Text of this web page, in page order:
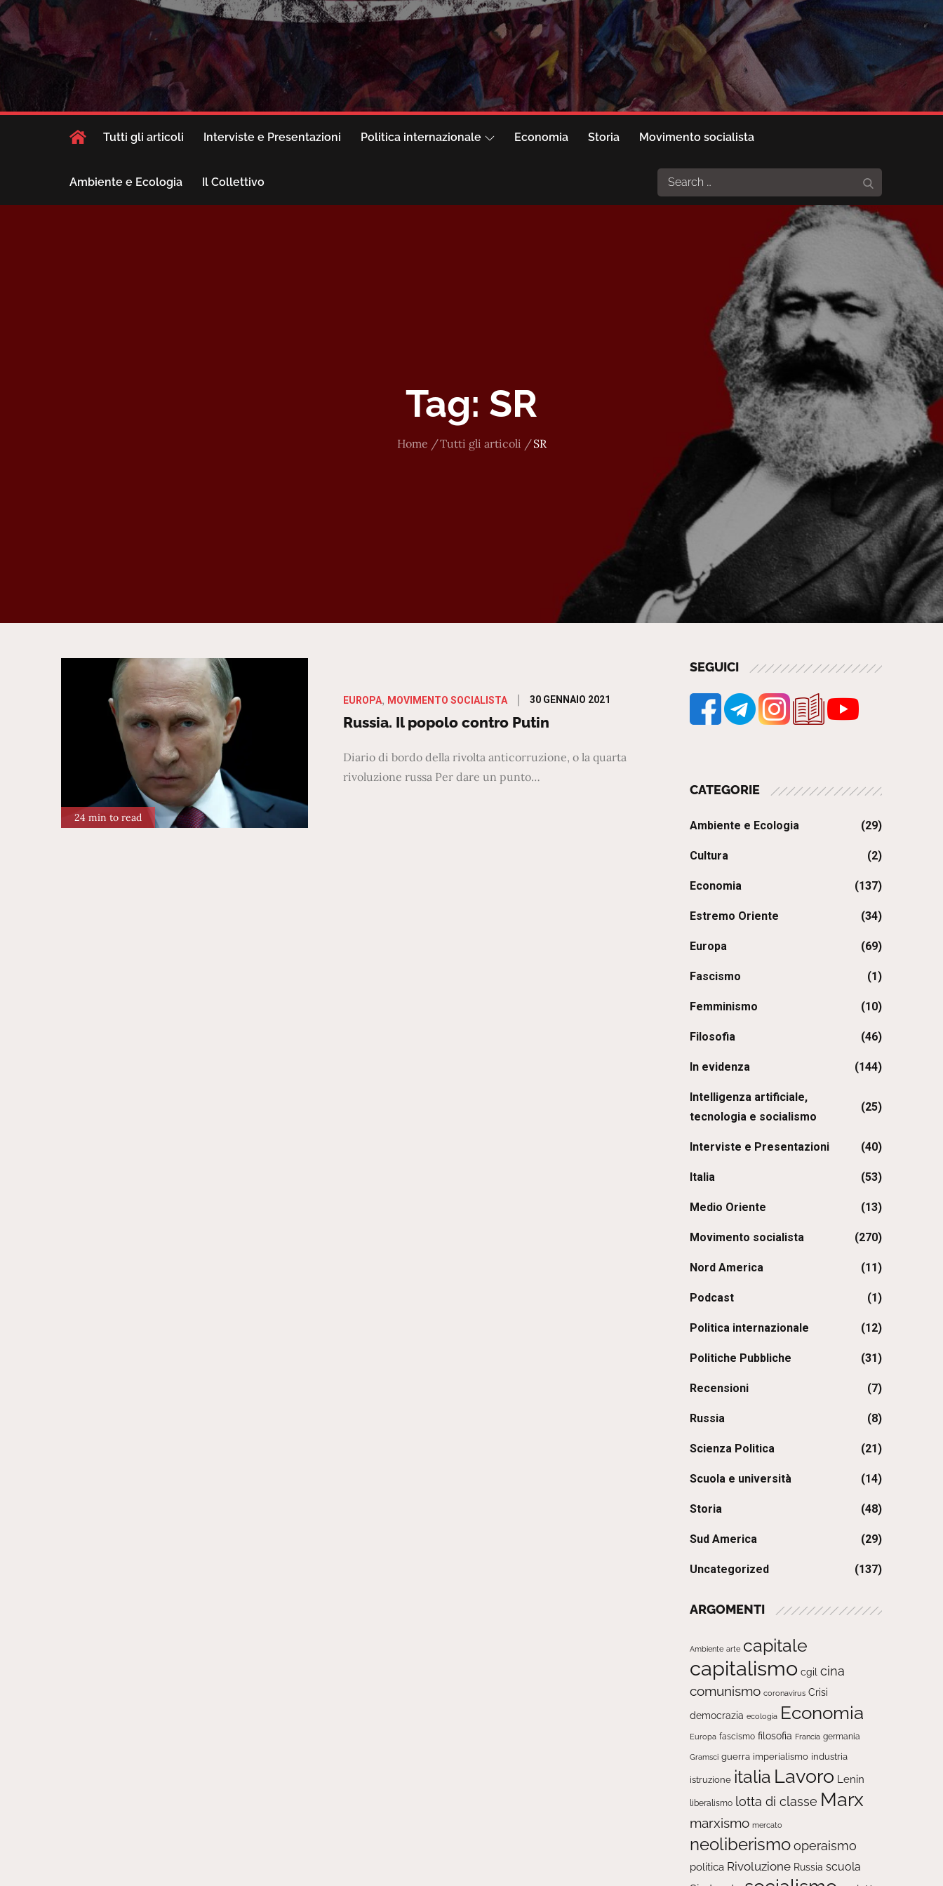
Tutti gli articoli Interviste e Presentazioni Politica internazionale Economia Storia Movimento socialista
Ambiente e Ecologia Il Collettivo
Search
for:
Tag: SR
Home Tutti gli articoli SR
24 min to read
EUROPA MOVIMENTO SOCIALISTA
Posted
on
30 GENNAIO 2021
Russia. Il popolo contro Putin
Diario di bordo della rivolta anticorruzione, o la quarta
rivoluzione russa Per dare un punto…
SEGUICI
CATEGORIE
Ambiente e Ecologia (29)
Cultura (2)
Economia (137)
Estremo Oriente (34)
Europa (69)
Fascismo (1)
Femminismo (10)
Filosofia (46)
In evidenza (144)
Intelligenza artificiale,
tecnologia e socialismo
(25)
Interviste e Presentazioni (40)
Italia (53)
Medio Oriente (13)
Movimento socialista (270)
Nord America (11)
Podcast (1)
Politica internazionale (12)
Politiche Pubbliche (31)
Recensioni (7)
Russia (8)
Scienza Politica (21)
Scuola e università (14)
Storia (48)
Sud America (29)
Uncategorized (137)
ARGOMENTI
Ambiente arte capitale
capitalismo cgil cina
comunismo coronavirus Crisi
democrazia ecologia Economia
Europa fascismo filosofia Francia germania
Gramsci guerra imperialismo industria
istruzione italia Lavoro Lenin
liberalismo lotta di classe Marx
marxismo mercato
neoliberismooperaismo
politica Rivoluzione Russia scuola